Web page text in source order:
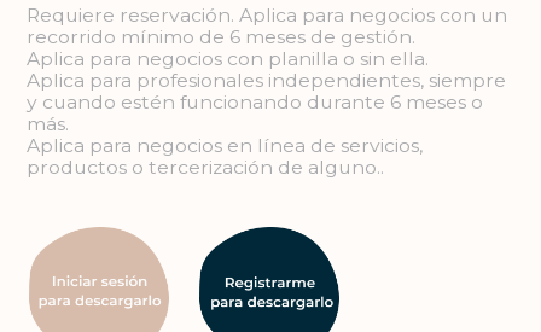
Requiere reservación. Aplica para negocios con un
recorrido mínimo de 6 meses de gestión.
Aplica para negocios con planilla o sin ella.
Aplica para profesionales independientes, siempre
y cuando estén funcionando durante 6 meses o
más.
Aplica para negocios en línea de servicios,
productos o tercerización de alguno..